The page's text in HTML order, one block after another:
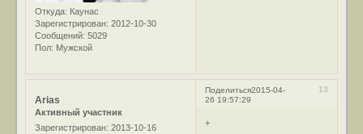
Откуда: Каунас
Зарегистрирован: 2012-10-30
Сообщений: 5029
Пол: Мужской
Поделиться 13
2015-04-
26 19:57:29
Arias
Активный участник
Зарегистрирован: 2013-10-16
+